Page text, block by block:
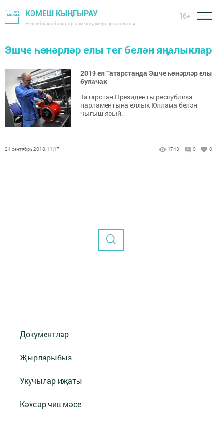
КӨМЕШ КЫҢГЫРАУ
Республика балалар һәм яшүсмерләр газетасы
16+
Эшче һөнәрләр елы тег белән яңалыклар
2019 ел Татарстанда Эшче һөнәрләр елы
булачак
Татарстан Президенты республика
парламентына еллык Юллама белән
чыгыш ясый.
24 сентябрь 2018, 11:17 1743 0 0
Документлар
Җырларыбыз
Укучылар иҗаты
Кәүсәр чишмәсе